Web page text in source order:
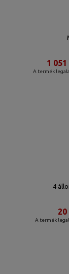
A termék
1 051
4
A termék
20